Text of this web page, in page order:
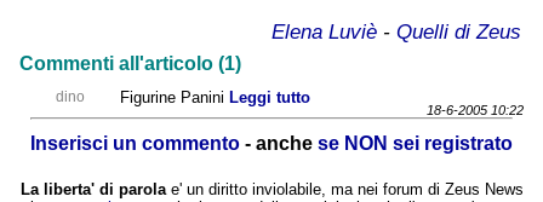
Elena Luviè - Quelli di Zeus
Commenti all'articolo (1)
dino Figurine Panini Leggi tutto
18-6-2005 10:22
Inserisci un commento - anche se NON sei registrato
La liberta' di parolae' un diritto inviolabile, ma nei forum di Zeus News